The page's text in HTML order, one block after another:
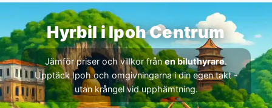
Hyrbil i Ipoh Centrum
Jämför priser och villkor frånen biluthyrare.
Upptäck Ipoh och omgivningarna i din egen takt -
utan krångel vid upphämtning.